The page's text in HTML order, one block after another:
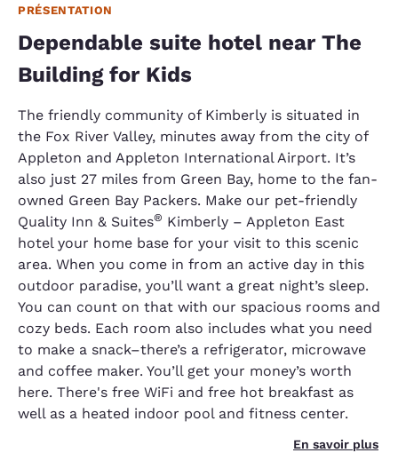
PRÉSENTATION
Dependable suite hotel near The
Building for Kids
The friendly community of Kimberly is situated in
the Fox River Valley, minutes away from the city of
Appleton and Appleton International Airport. It’s
also just 27 miles from Green Bay, home to the fan-
owned Green Bay Packers. Make our pet-friendly
Quality Inn & Suites® Kimberly – Appleton East
hotel your home base for your visit to this scenic
area. When you come in from an active day in this
outdoor paradise, you’ll want a great night’s sleep.
You can count on that with our spacious rooms and
cozy beds. Each room also includes what you need
to make a snack–there’s a refrigerator, microwave
and coffee maker. You’ll get your money’s worth
here. There's free WiFi and free hot breakfast as
well as a heated indoor pool and fitness center.
En savoir plus